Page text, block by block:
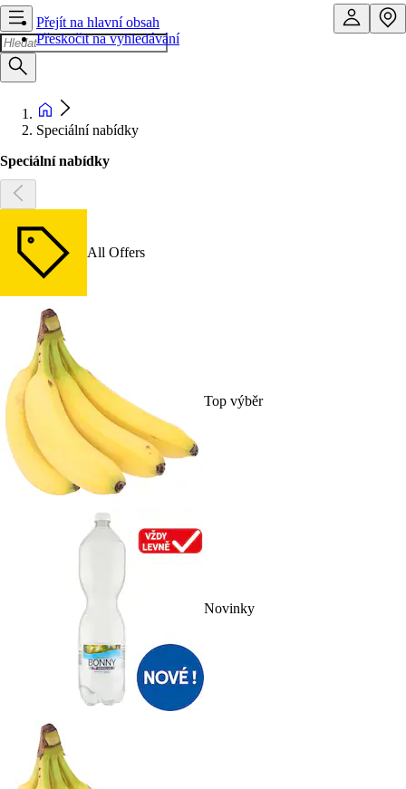
Přejít na hlavní obsah
Přeskočit na vyhledávání
Speciální nabídky
Speciální nabídky
All Offers
Top výběr
Novinky